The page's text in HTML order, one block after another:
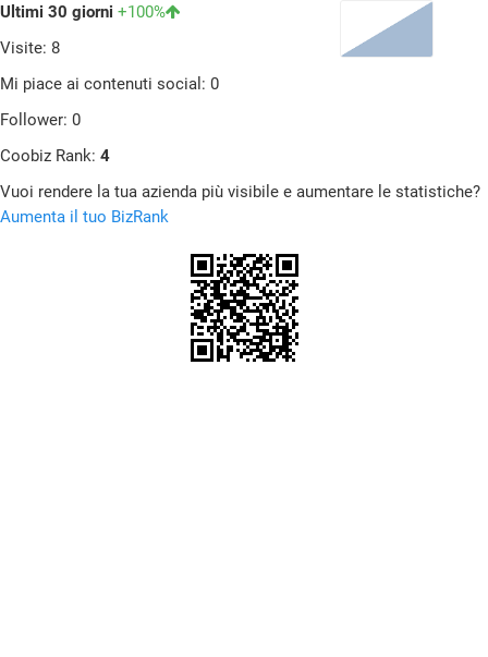
Ultimi 30 giorni +100%
Visite: 8
Mi piace ai contenuti social: 0
Follower: 0
Coobiz Rank: 4
Vuoi rendere la tua azienda più visibile e aumentare le statistiche?
Aumenta il tuo BizRank